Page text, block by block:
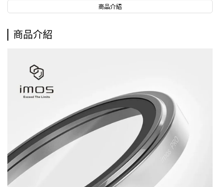
商品介紹
商品介紹